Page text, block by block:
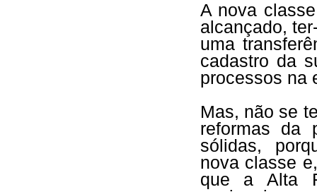
A nova
alcançado,
uma
cadastro da
processos na
Mas, não se
reformas da
sólidas,
nova classe
que a Alta